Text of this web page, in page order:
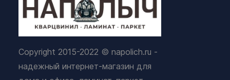
Copyright 2015-2022 © napolich.ru -
надежный интернет-магазин для